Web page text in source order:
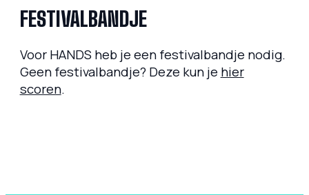
FESTIVALBANDJE
VoorHANDS heb je een festivalbandje nodig.
Geen festivalbandje? Deze kun je hier
scoren.